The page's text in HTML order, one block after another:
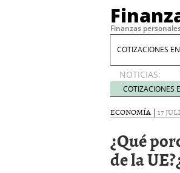
Finanzas
COTIZACIONES
NOTICIAS:
COTIZACIONES
ECONOMÍA | 17
¿Qué
de la